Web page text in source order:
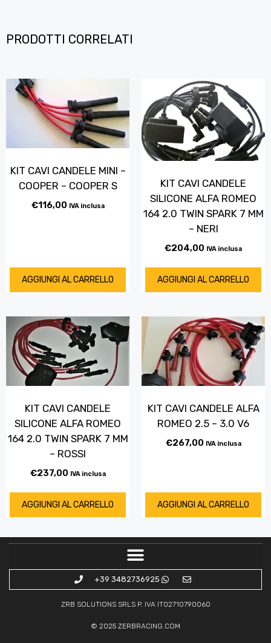
PRODOTTI CORRELATI
KIT CAVI CANDELE MINI –
COOPER – COOPER S
€116,00 IVA inclusa
AGGIUNGI AL CARRELLO
KIT CAVI CANDELE
SILICONE ALFA ROMEO
164 2.0 TWIN SPARK 7 MM
– NERI
€204,00 IVA inclusa
AGGIUNGI AL CARRELLO
KIT CAVI CANDELE
SILICONE ALFA ROMEO
164 2.0 TWIN SPARK 7 MM
– ROSSI
€237,00 IVA inclusa
AGGIUNGI AL CARRELLO
KIT CAVI CANDELE ALFA
ROMEO 2.5 – 3.0 V6
€267,00 IVA inclusa
AGGIUNGI AL CARRELLO
+39 3482736925
ZRB SOLUTIONS SRLS P. IVA IT02710790060
© 2025 ZERBRACING.COM